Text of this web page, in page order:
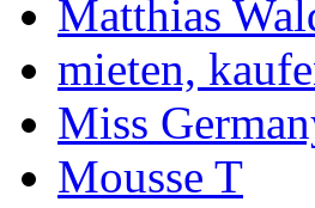
Matthias
mieten,
Miss
Mousse T